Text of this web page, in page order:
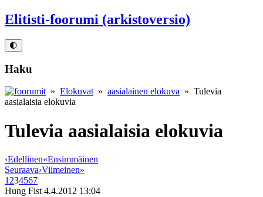
Elitisti-foorumi (arkistoversio)
🌓
Haku
» Elokuvat » aasialainen elokuva » Tulevia
aasialaisia elokuvia
Tulevia aasialaisia elokuvia
‹Edellinen«Ensimmäinen
Seuraava›Viimeinen»
1 234567
Hung Fist 4.4.2012 13:04